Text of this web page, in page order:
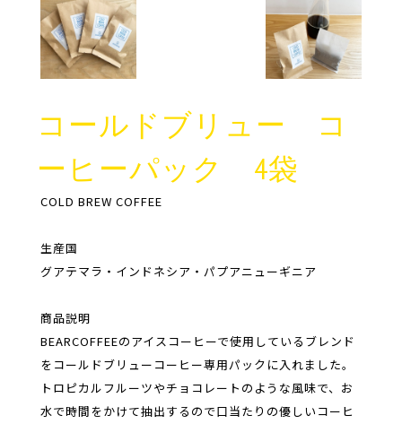
コールドブリュー コ
ーヒーパック 4袋
COLD BREW COFFEE
生産国
グアテマラ・インドネシア・パプアニューギニア
商品説明
BEARCOFFEEのアイスコーヒーで使用しているブレンド
をコールドブリューコーヒー専用パックに入れました。
トロピカルフルーツやチョコレートのような風味で、お
水で時間をかけて抽出するので口当たりの優しいコーヒ